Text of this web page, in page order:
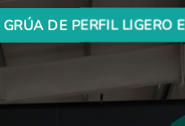
DE PERFIL LIGERO